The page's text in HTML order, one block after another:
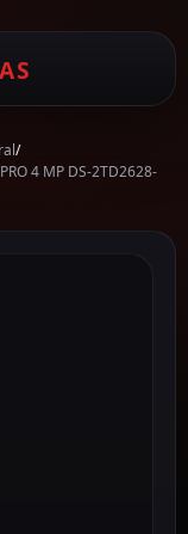
/
4 MP DS-2TD2628-